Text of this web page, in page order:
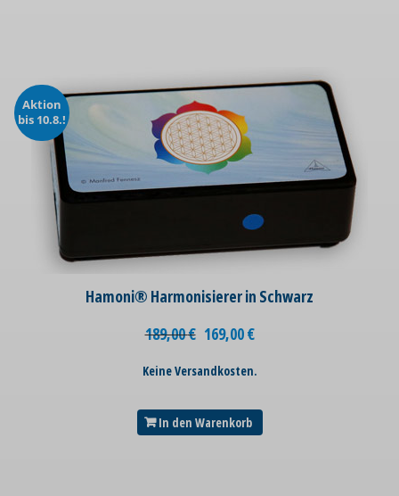
Aktion
bis 10.8.!
Hamoni® Harmonisierer in Schwarz
189,00€ 169,00€
Keine Versandkosten.
In den Warenkorb